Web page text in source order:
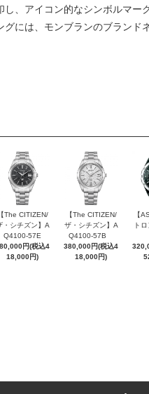
、アイコン的なシンボルマー
には、モンブランのブラン
【The CITIZEN/
・シチズン】A
Q4100-57E
円(税込4
18,000円)
【The CITIZEN/
ザ・シチズン】A
Q4100-57B
380,000円(税込4
18,000円)
【
ト